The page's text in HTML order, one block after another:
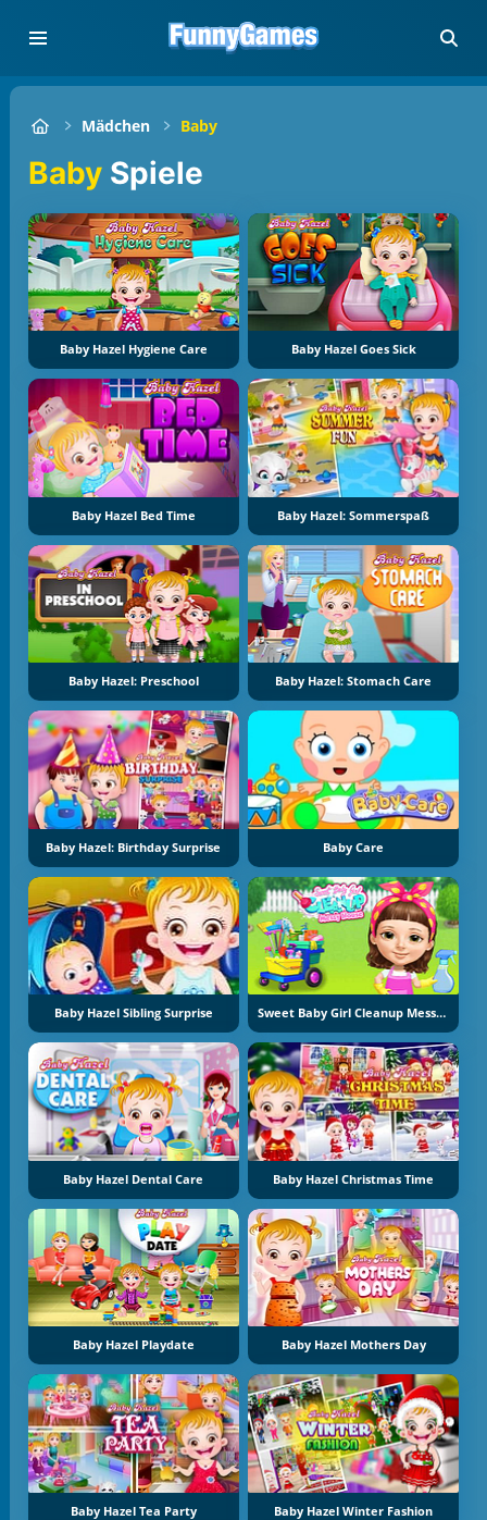
Mädchen Baby
Baby Spiele
Baby Hazel Hygiene Care Baby Hazel Goes Sick
Baby Hazel Bed Time Baby Hazel: Sommerspaß
Baby Hazel: Preschool Baby Hazel: Stomach Care
Baby Hazel: Birthday Surprise Baby Care
Baby Hazel Sibling Surprise Sweet Baby Girl Cleanup Messy House
Baby Hazel Dental Care Baby Hazel Christmas Time
Baby Hazel Playdate Baby Hazel Mothers Day
Baby Hazel Tea Party Baby Hazel Winter Fashion